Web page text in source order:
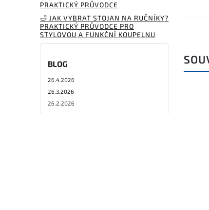
PRAKTICKÝ PRŮVODCE
🛁 JAK VYBRAT STOJAN NA RUČNÍKY?
PRAKTICKÝ PRŮVODCE PRO
STYLOVOU A FUNKČNÍ KOUPELNU
BLOG
26.4.2026
26.3.2026
26.2.2026